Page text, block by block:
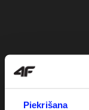
Piekrišana